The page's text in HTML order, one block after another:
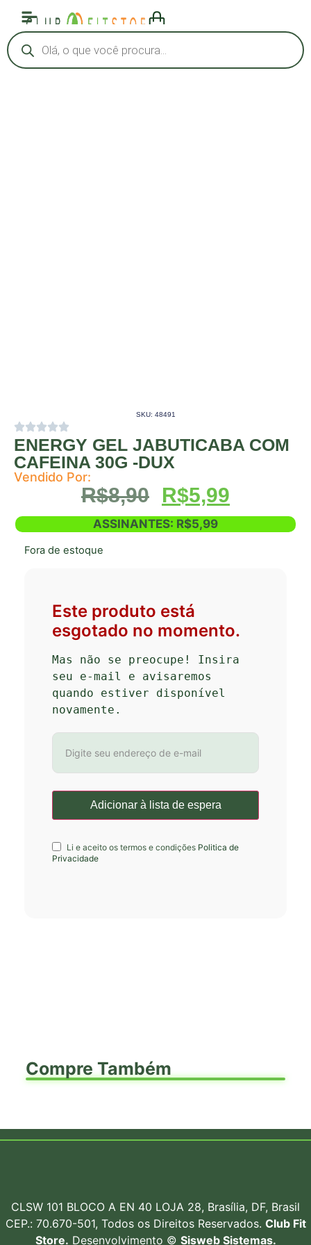
SKU: 48491
ENERGY GEL JABUTICABA COM
CAFEINA 30G -DUX
Vendido Por:
R$8,90 R$5,99
ASSINANTES: R$5,99
Fora de estoque
Este produto está
esgotado no momento.
Mas não se preocupe! Insira
seu e-mail e avisaremos
quando estiver disponível
novamente.
Li e aceito os termos e condições Politica de
Privacidade
Compre Também
CLSW 101 BLOCO A EN 40 LOJA 28, Brasília, DF, Brasil
CEP.: 70.670-501, Todos os Direitos Reservados. Club Fit
Store. Desenvolvimento © Sisweb Sistemas.